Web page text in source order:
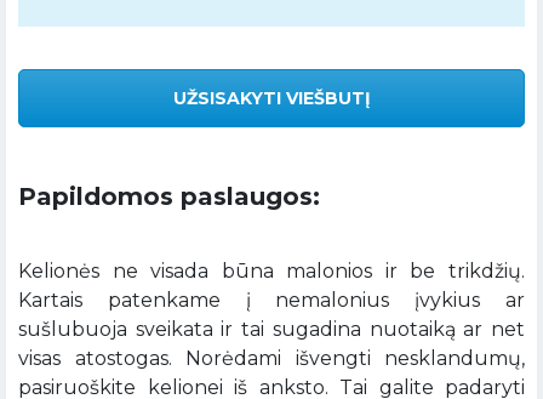
UŽSISAKYTI VIEŠBUTĮ
Papildomos paslaugos:
Kelionės ne visada būna malonios ir be trikdžių.
Kartais patenkame į nemalonius įvykius ar
sušlubuoja sveikata ir tai sugadina nuotaiką ar net
visas atostogas. Norėdami išvengti nesklandumų,
pasiruoškite kelionei iš anksto. Tai galite padaryti